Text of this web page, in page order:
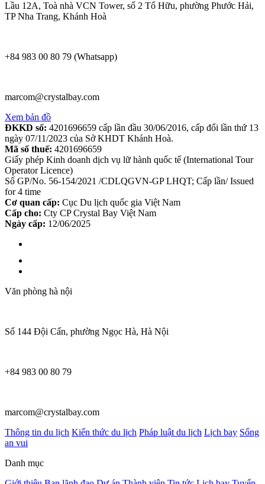
Lầu 12A, Toà nhà VCN Tower, số 2 Tố Hữu, phường Phước Hải,
TP Nha Trang, Khánh Hoà
+84 983 00 80 79 (Whatsapp)
marcom@crystalbay.com
Xem bản đồ
ĐKKD số: 4201696659 cấp lần đầu 30/06/2016, cấp đổi lần thứ 13
ngày 07/11/2023 của Sở KHDT Khánh Hoà.
Mã số thuế: 4201696659
Giấy phép Kinh doanh dịch vụ lữ hành quốc tế (International Tour
Operator Licence)
Số GP/No. 56-154/2021 /CDLQGVN-GP LHQT; Cấp lần/ Issued
for 4 time
Cơ quan cấp: Cục Du lịch quốc gia Việt Nam
Cấp cho: Cty CP Crystal Bay Việt Nam
Ngày cấp: 12/06/2025
Văn phòng hà nội
Số 144 Đội Cấn, phường Ngọc Hà, Hà Nội
+84 983 00 80 79
marcom@crystalbay.com
Thông tin du lịch Kiến thức du lịch Pháp luật du lịch Lịch bay Sống
an vui
Danh mục